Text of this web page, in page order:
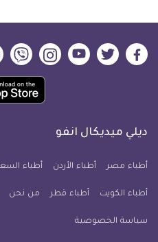
ديلي
فيسبوك
ديلي
تويتر
ديلي
ميديكال
يوتيوب
ديلي
ميديكال
انفو
حمل
تطبيق
معلومة
للآيفون
ديلي ميديكال انفو
أطباء مصر أطباء الأردن أطباء
أطباء الكويت أطباء قطر من نحن
سياسة الخصوصية